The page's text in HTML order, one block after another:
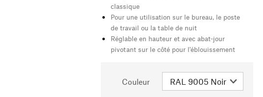
classique
Pour une utilisation sur le bureau, le poste
de travail ou la table de nuit
Réglable en hauteur et avec abat-jour
pivotant sur le côté pour l'éblouissement
Couleur